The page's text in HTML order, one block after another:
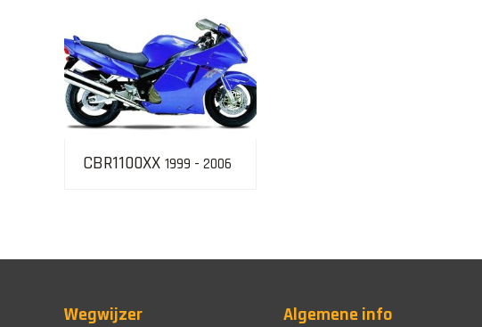
CBR1100XX 1999 - 2006
Wegwijzer Algemene info